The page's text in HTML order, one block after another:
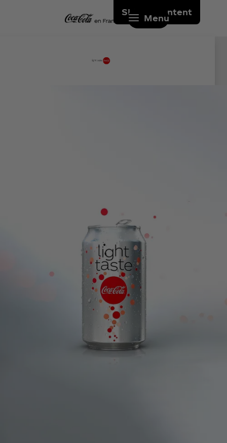
Skip to content
Menu